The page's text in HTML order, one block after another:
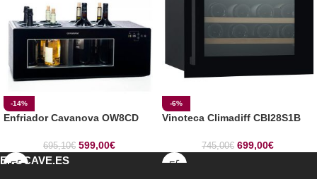
-14%
Enfriador Cavanova OW8CD
695,10€ 599,00€
-6%
Vinoteca Climadiff CBI28S1B
745,00€ 699,00€
ENOCAVE.ES